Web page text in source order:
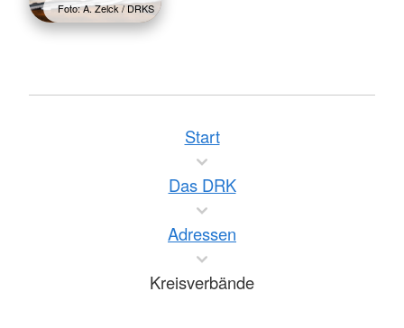
Foto: A. Zelck / DRKS
Start
Das DRK
Adressen
Kreisverbände